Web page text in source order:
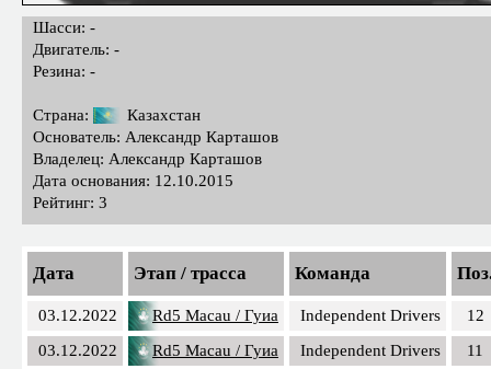
Шасси: -
Двигатель: -
Резина: -
Страна:
Казахстан
Основатель: Александр Карташов
Владелец: Александр Карташов
Дата основания: 12.10.2015
Рейтинг: 3
Дата Этап / трасса Команда
03.12.2022 Rd5 Macau / Гуиа Independent Drivers
12
03.12.2022
Rd5 Macau / Гуиа Independent Drivers 11